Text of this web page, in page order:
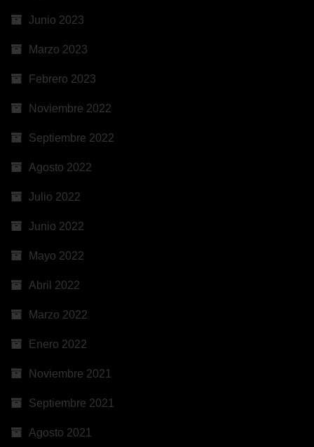
Junio 2023
Marzo 2023
Febrero 2023
Noviembre 2022
Septiembre 2022
Agosto 2022
Julio 2022
Junio 2022
Mayo 2022
Abril 2022
Marzo 2022
Enero 2022
Noviembre 2021
Septiembre 2021
Agosto 2021